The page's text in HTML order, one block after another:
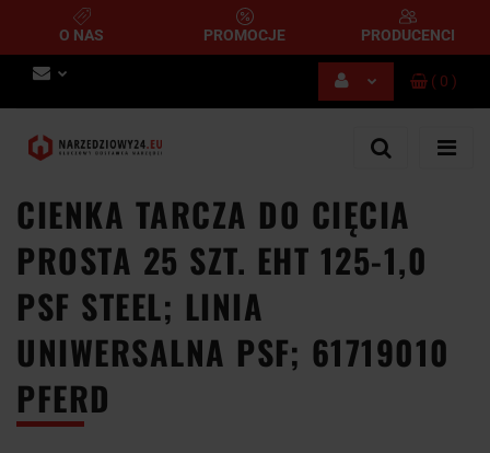
O NAS PROMOCJE PRODUCENCI
( 0 )
CIENKA TARCZA DO CIĘCIA
PROSTA 25 SZT. EHT 125-1,0
PSF STEEL; LINIA
UNIWERSALNA PSF; 61719010
PFERD